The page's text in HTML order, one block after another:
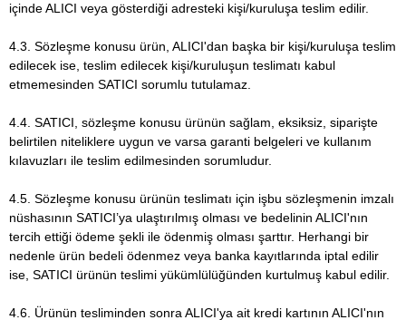
içinde ALICI veya gösterdiği adresteki kişi/kuruluşa teslim edilir.
4.3. Sözleşme konusu ürün, ALICI'dan başka bir kişi/kuruluşa teslim
edilecek ise, teslim edilecek kişi/kuruluşun teslimatı kabul
etmemesinden SATICI sorumlu tutulamaz.
4.4. SATICI, sözleşme konusu ürünün sağlam, eksiksiz, siparişte
belirtilen niteliklere uygun ve varsa garanti belgeleri ve kullanım
kılavuzları ile teslim edilmesinden sorumludur.
4.5. Sözleşme konusu ürünün teslimatı için işbu sözleşmenin imzalı
nüshasının SATICI’ya ulaştırılmış olması ve bedelinin ALICI'nın
tercih ettiği ödeme şekli ile ödenmiş olması şarttır. Herhangi bir
nedenle ürün bedeli ödenmez veya banka kayıtlarında iptal edilir
ise, SATICI ürünün teslimi yükümlülüğünden kurtulmuş kabul edilir.
4.6. Ürünün tesliminden sonra ALICI'ya ait kredi kartının ALICI'nın